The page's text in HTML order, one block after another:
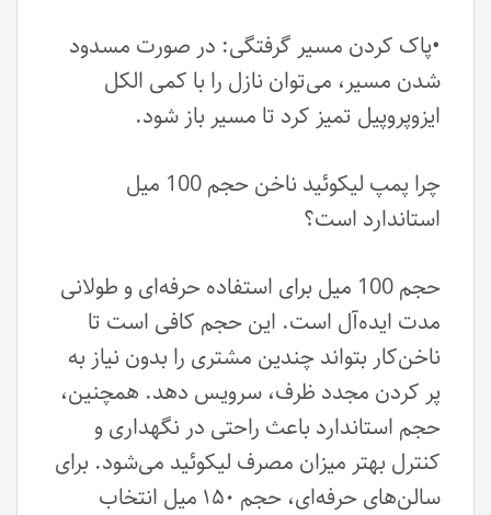
•پاک کردن مسیر گرفتگی: در صورت مسدود
شدن مسیر، می‌توان نازل را با کمی الکل
ایزوپروپیل تمیز کرد تا مسیر باز شود.
چرا پمپ لیکوئید ناخن حجم 100 میل
استاندارد است؟
حجم 100 میل برای استفاده حرفه‌ای و طولانی
مدت ایده‌آل است. این حجم کافی است تا
ناخن‌کار بتواند چندین مشتری را بدون نیاز به
پر کردن مجدد ظرف، سرویس دهد. همچنین،
حجم استاندارد باعث راحتی در نگهداری و
کنترل بهتر میزان مصرف لیکوئید می‌شود. برای
سالن‌های حرفه‌ای، حجم ۱۵۰ میل انتخاب